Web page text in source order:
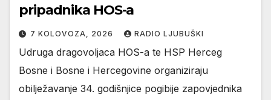
pripadnika HOS-a
7 KOLOVOZA, 2026 RADIO LJUBUŠKI
Udruga dragovoljaca HOS-a te HSP Herceg
Bosne i Bosne i Hercegovine organiziraju
obilježavanje 34. godišnjice pogibije zapovjednika